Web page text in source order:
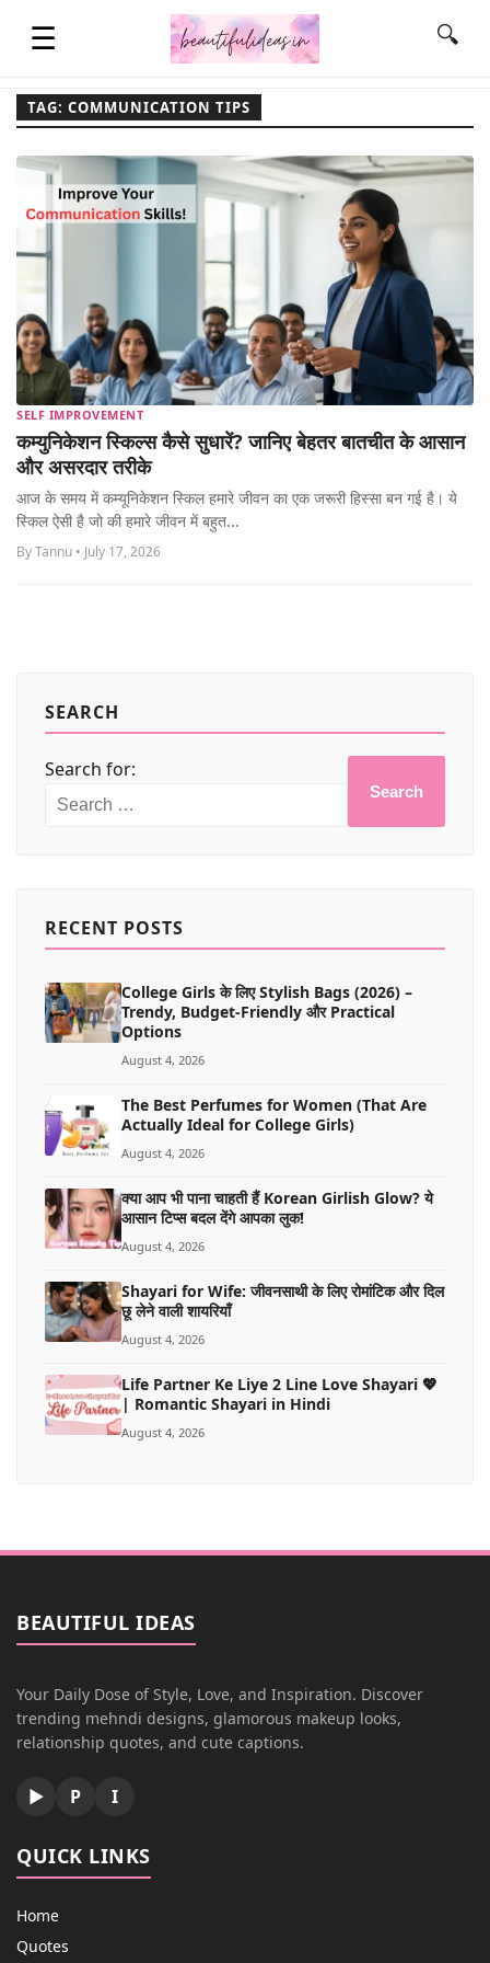
☰
QUOTES
LIFESTYLE
FASHION & STYLE
CONTACT NAME IDEAS
MORE
🔍
TAG: COMMUNICATION TIPS
SELF IMPROVEMENT
कम्युनिकेशन स्किल्स कैसे सुधारें? जानिए बेहतर बातचीत के आसान
और असरदार तरीके
आज के समय में कम्यूनिकेशन स्किल हमारे जीवन का एक जरूरी हिस्सा बन गई है। ये
स्किल ऐसी है जो की हमारे जीवन में बहुत...
By Tannu • July 17, 2026
SEARCH
Search for:
Search
RECENT POSTS
College Girls के लिए Stylish Bags (2026) –
Trendy, Budget-Friendly और Practical
Options
August 4, 2026
The Best Perfumes for Women (That Are
Actually Ideal for College Girls)
August 4, 2026
क्या आप भी पाना चाहती हैं Korean Girlish Glow? ये
आसान टिप्स बदल देंगे आपका लुक!
August 4, 2026
Shayari for Wife: जीवनसाथी के लिए रोमांटिक और दिल
छू लेने वाली शायरियाँ
August 4, 2026
Life Partner Ke Liye 2 Line Love Shayari 💖
| Romantic Shayari in Hindi
August 4, 2026
BEAUTIFUL IDEAS
Your Daily Dose of Style, Love, and Inspiration. Discover
trending mehndi designs, glamorous makeup looks,
relationship quotes, and cute captions.
▶ P I
QUICK LINKS
Home
Quotes